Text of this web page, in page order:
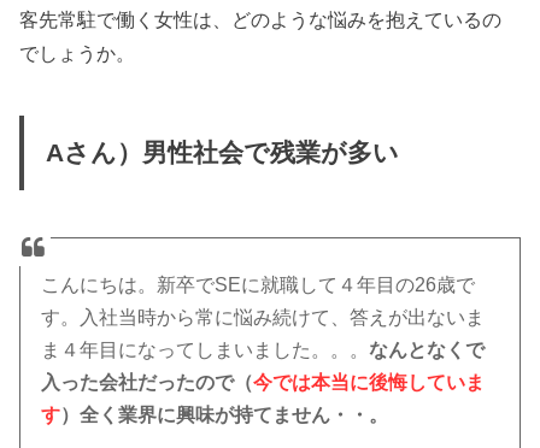
客先常駐で働く女性は、どのような悩みを抱えているの
でしょうか。
Aさん）男性社会で残業が多い
こんにちは。新卒でSEに就職して４年目の26歳で
す。入社当時から常に悩み続けて、答えが出ないま
ま４年目になってしまいました。。。なんとなくで
入った会社だったので（今では本当に後悔していま
す）全く業界に興味が持てません・・。